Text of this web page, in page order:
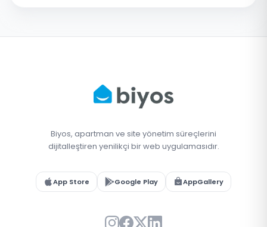
Biyos, apartman ve site yönetim süreçlerini
dijitalleştiren yenilikçi bir web uygulamasıdır.
App Store Google Play AppGallery